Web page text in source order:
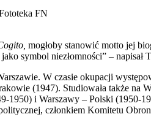
FN
mogłoby stanowić motto jej
symbol niezłomności” –
W czasie okupacji
(1947). Studiowała także
1950) i Warszawy – Polski
członkiem Komitetu